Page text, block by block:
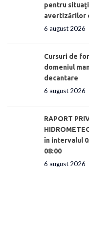
pentru
avertizărilor
6 august 2026
Cursuri de
domeniul
decantare
6 august 2026
RAPORT
în intervalul
08:00
6 august 2026